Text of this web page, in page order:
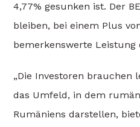
4,77% gesunken ist. Der
bleiben, bei einem Plus
bemerkenswerte Leistung
„Die Investoren brauchen
das Umfeld, in dem
Rumäniens darstellen,